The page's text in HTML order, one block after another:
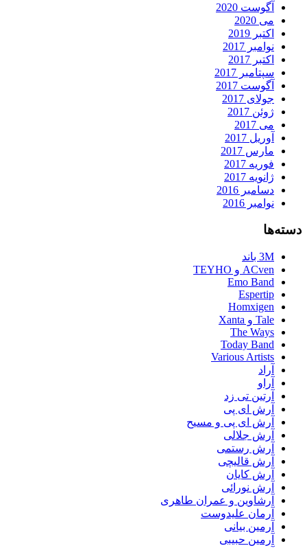
آگوست 2020
می 2020
اکتبر 2019
نوامبر 2017
اکتبر 2017
سپتامبر 2017
آگوست 2017
جولای 2017
ژوئن 2017
می 2017
آوریل 2017
مارس 2017
فوریه 2017
ژانویه 2017
دسامبر 2016
نوامبر 2016
دسته‌ها
3M باند
ACven و TEYHO
Emo Band
Espertip
Homxigen
Tale و Xanta
The Ways
Today Band
Various Artists
آراد
آراو
آرتین تی زد
آرش ای پی
آرش ای پی و مسیح
آرش جلالی
آرش رستمی
آرش قالیچی
آرش کایان
آرش نورائی
آرشاوین و عمران طاهری
آرمان علیدوست
آرمین بیانی
آرمین حبیبی